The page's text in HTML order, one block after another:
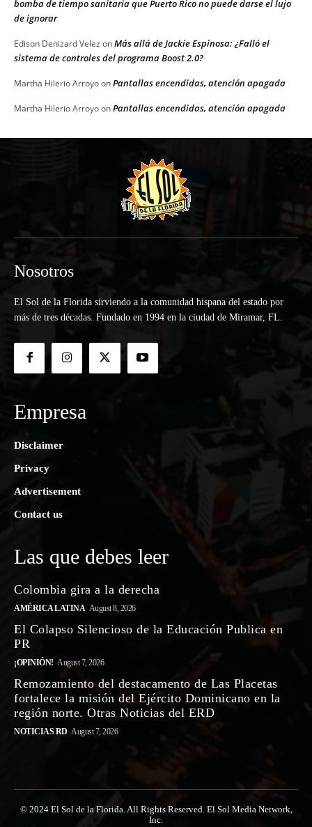
bomba de tiempo sanitaria que Puerto Rico no puede darse el lujo
de ignorar
Edison Denizard Velez onMás allá de Jackie Espinosa: ¿Falló el
sistema de controles del programa Boost 2.0?
Martha Hilerio ArroyoonPantallas encendidas, atención apagada
Martha Hilerio ArroyoonPantallas encendidas, atención apagada
Nosotros
El Sol de la Florida sirviendo a la comunidad hispana del estado por
más de tres décadas. Fundado en 1994 en la ciudad de Miramar, FL.
Empresa
Disclaimer
Privacy
Advertisement
Contact us
Las que debes leer
Colombia gira a la derecha
AMÉRICA LATINA August 8, 2026
El Colapso Silencioso de la Educación Publica en
PR
¡OPINIÓN! August 7, 2026
Remozamiento del destacamento de Las Placetas
fortalece la misión del Ejército Dominicano en la
región norte. Otras Noticias del ERD
NOTICIAS RD August 7, 2026
© 2024 El Sol de la Florida. All Rights Reserved. El Sol Media Network,
Inc.